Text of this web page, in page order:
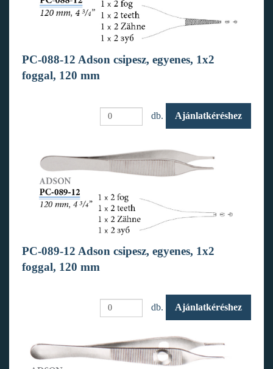
PC-088-12 Adson csipesz, egyenes, 1x2
foggal, 120 mm
db. Ajánlatkéréshez
PC-089-12 Adson csipesz, egyenes, 1x2
foggal, 120 mm
db. Ajánlatkéréshez